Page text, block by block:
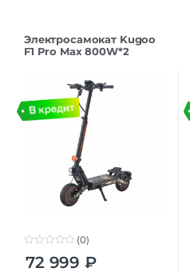
Электросамокат Kugoo
F1 Pro Max 800W*2
o
(0)
72 999 ₽